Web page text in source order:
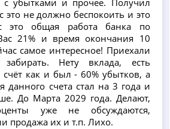
с убытками и прочее. Получил
это не должно беспокоить и это
это общая работа банка по
21% и время окончания 10
самое интересное! Приехали
Нету вклада, есть
как и был - 60% убытков, а
данного счета стал на 3 года и
До Марта 2029 года. Делают,
уже не обсуждаются,
продажа их и т.п. Лихо.